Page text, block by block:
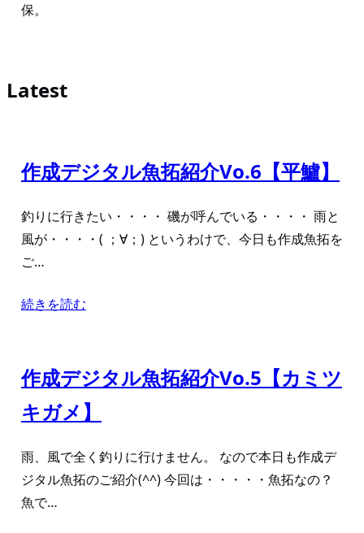
保。
Latest
作成デジタル魚拓紹介Vo.6【平鱸】
釣りに行きたい・・・・ 磯が呼んでいる・・・・ 雨と
風が・・・・( ；∀；) というわけで、今日も作成魚拓を
ご…
続きを読む
作成デジタル魚拓紹介Vo.5【カミツ
キガメ】
雨、風で全く釣りに行けません。 なので本日も作成デ
ジタル魚拓のご紹介(^^) 今回は・・・・・魚拓なの？
魚で…